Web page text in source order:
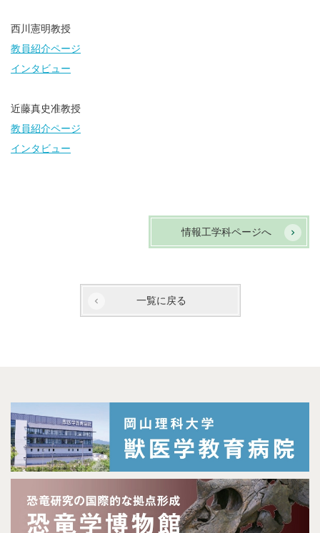
西川憲明教授
教員紹介ページ
インタビュー
近藤真史准教授
教員紹介ページ
インタビュー
情報工学科ページへ
一覧に戻る